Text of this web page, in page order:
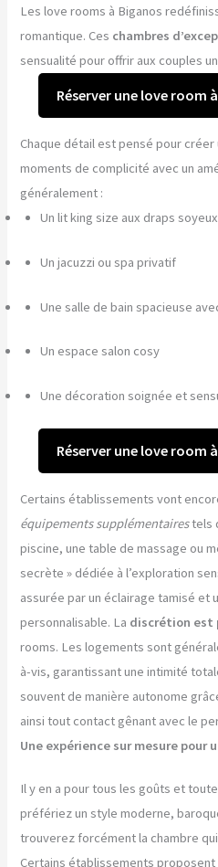
Les love rooms à Biganos
romantique. Ces chambres
sensualité pour offrir aux couples
Réserver une love room
Chaque détail est pensé pour
moments de complicité avec un
généralement :
Un lit king size aux draps soyeux
Un jacuzzi ou spa privatif
Une salle de bain spacieuse
Un espace salon cosy
Une décoration soignée et
Réserver une love room
Certains établissements vont
équipements supplémentairestels
piscine, une table de massage ou
secrète » dédiée à l’exploration
assurée par un éclairage tamisé et
personnalisable. La discrétion est
rooms. Les logements sont
à-vis, garantissant une intimité
souvent de manière autonome
ainsi tout contact gênant avec le
Une expérience sur mesure pour
Il y en a pour tous les goûts et
préfériez un style moderne,
trouverez forcément la chambre
Certains établissements proposent